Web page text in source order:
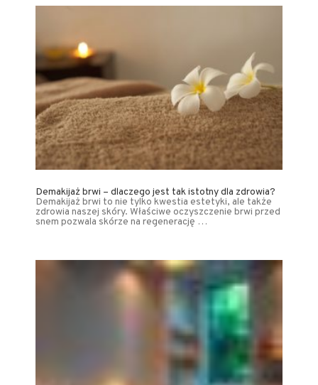
Demakijaż brwi – dlaczego jest tak istotny dla zdrowia?
Demakijaż brwi to nie tylko kwestia estetyki, ale także
zdrowia naszej skóry. Właściwe oczyszczenie brwi przed
snem pozwala skórze na regenerację …